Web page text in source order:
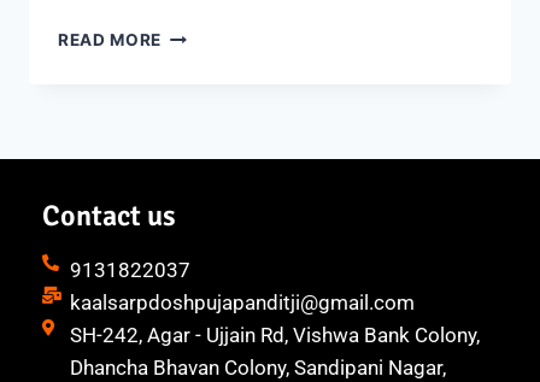
READ MORE
Contact us
9131822037
kaalsarpdoshpujapanditji@gmail.com
SH-242, Agar - Ujjain Rd, Vishwa Bank Colony,
Dhancha Bhavan Colony, Sandipani Nagar,